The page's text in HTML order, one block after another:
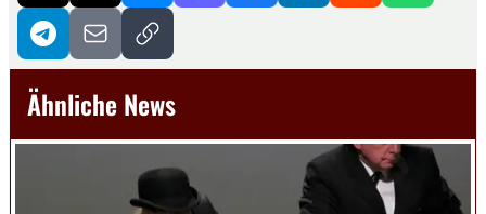
Ähnliche News